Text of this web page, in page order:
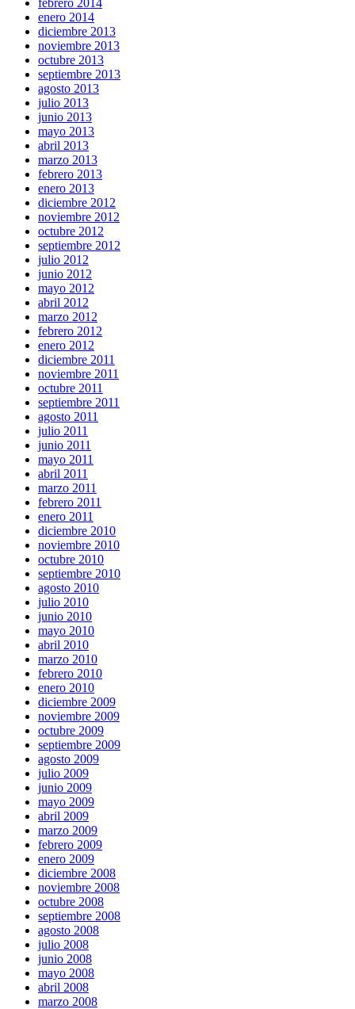
febrero 2014
enero 2014
diciembre 2013
noviembre 2013
octubre 2013
septiembre 2013
agosto 2013
julio 2013
junio 2013
mayo 2013
abril 2013
marzo 2013
febrero 2013
enero 2013
diciembre 2012
noviembre 2012
octubre 2012
septiembre 2012
julio 2012
junio 2012
mayo 2012
abril 2012
marzo 2012
febrero 2012
enero 2012
diciembre 2011
noviembre 2011
octubre 2011
septiembre 2011
agosto 2011
julio 2011
junio 2011
mayo 2011
abril 2011
marzo 2011
febrero 2011
enero 2011
diciembre 2010
noviembre 2010
octubre 2010
septiembre 2010
agosto 2010
julio 2010
junio 2010
mayo 2010
abril 2010
marzo 2010
febrero 2010
enero 2010
diciembre 2009
noviembre 2009
octubre 2009
septiembre 2009
agosto 2009
julio 2009
junio 2009
mayo 2009
abril 2009
marzo 2009
febrero 2009
enero 2009
diciembre 2008
noviembre 2008
octubre 2008
septiembre 2008
agosto 2008
julio 2008
junio 2008
mayo 2008
abril 2008
marzo 2008